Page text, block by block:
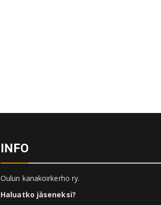
INFO
Oulun kanakoirkerho ry.
Haluatko jäseneksi?